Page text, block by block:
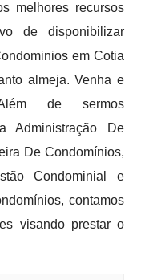
melhores recursos
de disponibilizar
em Cotia
almeja. Venha e
de sermos
Administração De
De Condomínios,
Condominial e
contamos
visando prestar o